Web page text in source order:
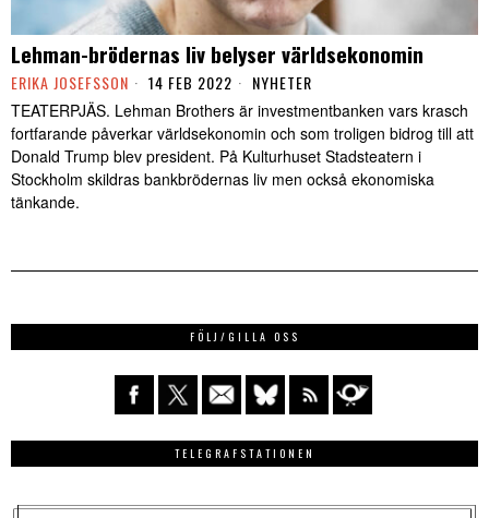
Lehman-brödernas liv belyser världsekonomin
ERIKA JOSEFSSON 14 FEB 2022 NYHETER
TEATERPJÄS. Lehman Brothers är investmentbanken vars krasch
fortfarande påverkar världsekonomin och som troligen bidrog till att
Donald Trump blev president. På Kulturhuset Stadsteatern i
Stockholm skildras bankbrödernas liv men också ekonomiska
tänkande.
FÖLJ/GILLA OSS
TELEGRAFSTATIONEN